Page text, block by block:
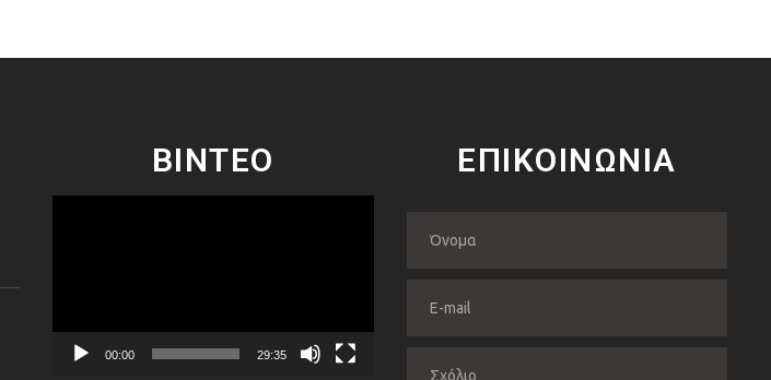
ΒΙΝΤΕΟ
00:00 29:35
ΕΠΙΚΟΙΝΩΝΙΑ